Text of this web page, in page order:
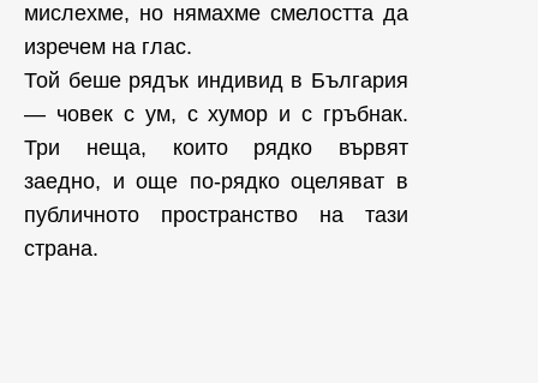
мислехме, но нямахме смелостта да
изречем на глас.
Той беше рядък индивид в България
— човек с ум, с хумор и с гръбнак.
Три неща, които рядко вървят
заедно, и още по-рядко оцеляват в
публичното пространство на тази
страна.